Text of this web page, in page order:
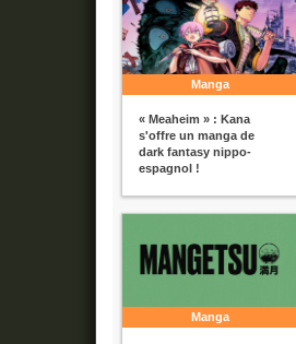
Manga
« Meaheim » : Kana
s'offre un manga de
dark fantasy nippo-
espagnol !
Manga